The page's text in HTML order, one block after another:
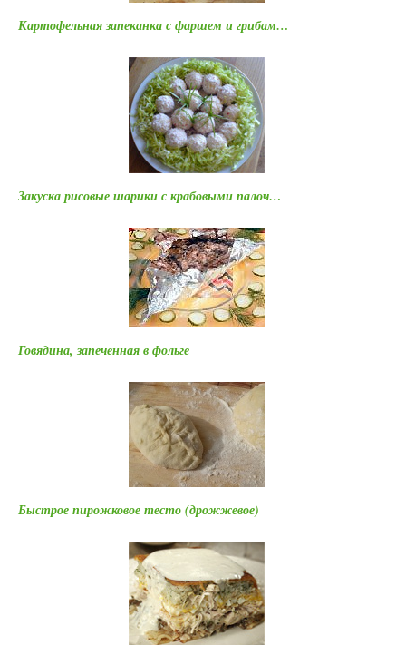
Картофельная запеканка с фаршем и грибам…
Закуска рисовые шарики с крабовыми палоч…
Говядина, запеченная в фольге
Быстрое пирожковое тесто (дрожжевое)